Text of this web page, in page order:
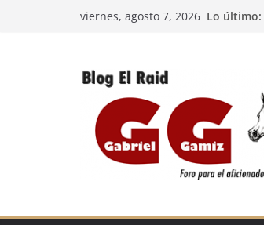
viernes, agosto 7, 2026 Lo último:
EL